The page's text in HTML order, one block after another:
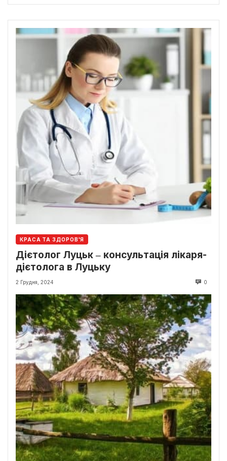
КРАСА ТА ЗДОРОВ'Я
Дієтолог Луцьк ‒ консультація лікаря-
дієтолога в Луцьку
2 Грудня, 2024 0